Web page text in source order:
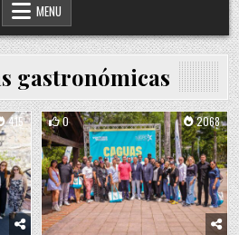
MENU
gastronómicas
415 0 2068
Posted in